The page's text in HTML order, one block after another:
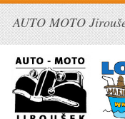
AUTO MOTO